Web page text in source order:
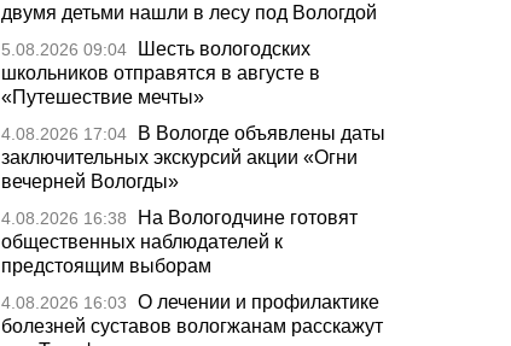
двумя детьми нашли в лесу под Вологдой
5.08.2026 09:04
Шесть вологодских
школьников отправятся в августе в
«Путешествие мечты»
4.08.2026 17:04
В Вологде объявлены даты
заключительных экскурсий акции «Огни
вечерней Вологды»
4.08.2026 16:38
На Вологодчине готовят
общественных наблюдателей к
предстоящим выборам
4.08.2026 16:03
О лечении и профилактике
болезней суставов вологжанам расскажут